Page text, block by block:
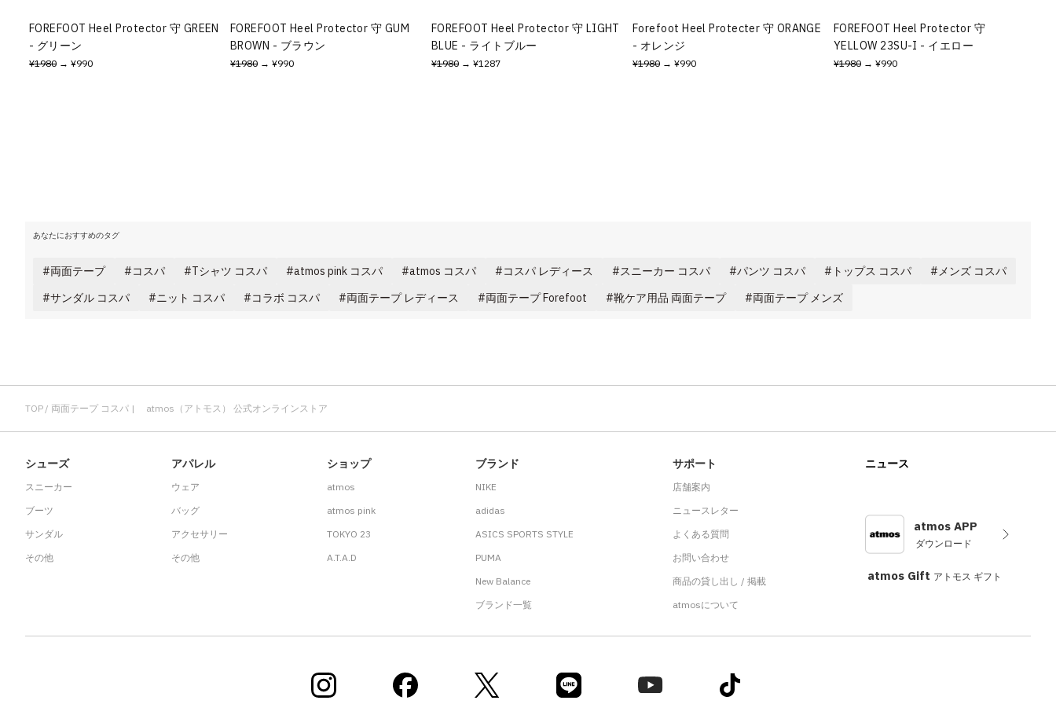
すべてのウェア
FOREFOOT Heel Protector 守 GREEN
- グリーン
¥1980 → ¥990
FOREFOOT Heel Protector 守 GUM
BROWN - ブラウン
¥1980 → ¥990
FOREFOOT Heel Protector 守 LIGHT
BLUE - ライトブルー
¥1980 → ¥1287
Forefoot Heel Protecter 守 ORANGE
- オレンジ
¥1980 → ¥990
FOREFOOT Heel Protector 守
YELLOW 23SU-I - イエロー
¥1980 → ¥990
あなたにおすすめのタグ
両面テープ コスパ Tシャツ コスパ atmos pink コスパ atmos コスパ コスパ レディース スニーカー コスパ パンツ コスパ トップス コスパ
メンズ コスパ
サンダル コスパ
ニット コスパ コラボ コスパ 両面テープ レディース 両面テープ Forefoot 靴ケア用品 両面テープ 両面テープ メンズ
TOP 両面テープ コスパ | atmos（アトモス） 公式オンラインストア
シューズ
スニーカー
ブーツ
サンダル
その他
アパレル
ウェア
バッグ
アクセサリー
その他
ショップ
atmos
atmos pink
TOKYO 23
A.T.A.D
ブランド
NIKE
adidas
ASICS SPORTS STYLE
PUMA
New Balance
ブランド一覧
サポート
店舗案内
ニュースレター
よくある質問
お問い合わせ
商品の貸し出し / 掲載
atmosについて
ニュース
atmos APP
ダウンロード
atmos Gift アトモス ギフト